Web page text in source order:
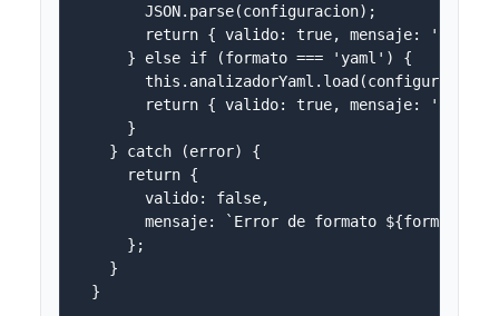
        JSON.parse(configuracion);
return { valido: true, mensaje:
      } else if (formato === 'yaml') {
return { valido: true, mensaje:
      }
    } catch (error) {
      return {
        valido: false,
mensaje: `Error de formato
      };
    }
  }